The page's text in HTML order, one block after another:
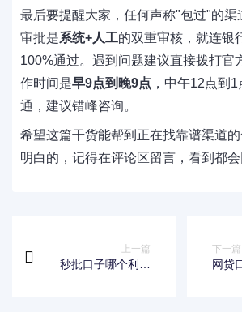
最后要提醒大家，任何声称"包过"的渠
审批是系统+人工的双重审核，就连银
100%通过。遇到问题建议直接拨打官
作时间是早9点到晚9点 ，中午12点到
通，建议错峰咨询。
希望这篇干货能帮到正在找靠谱渠道
明白的，记得在评论区留言，看到都会
上一篇
秒批口子哪个利息
下一篇
网贷